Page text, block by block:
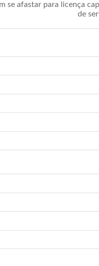
se afastar para licença
de